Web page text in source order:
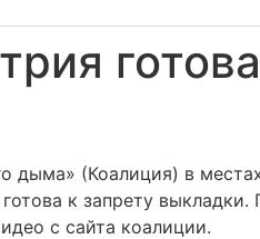
дыма» (Коалиция) в
к запрету
с сайта коалиции.